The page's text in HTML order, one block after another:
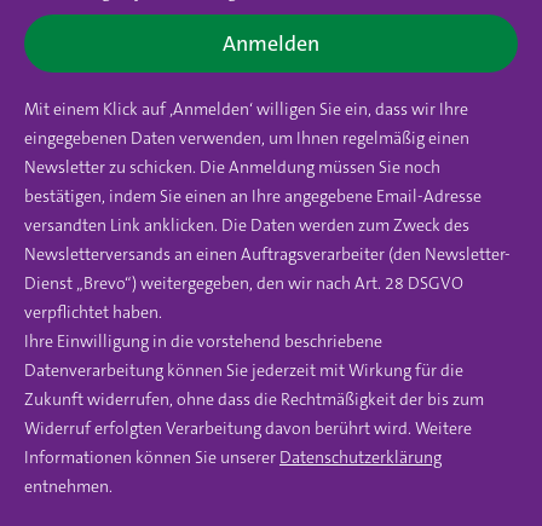
Anmelden
Mit einem Klick auf ‚Anmelden‘ willigen Sie ein, dass wir Ihre
eingegebenen Daten verwenden, um Ihnen regelmäßig einen
Newsletter zu schicken. Die Anmeldung müssen Sie noch
bestätigen, indem Sie einen an Ihre angegebene Email-Adresse
versandten Link anklicken. Die Daten werden zum Zweck des
Newsletterversands an einen Auftragsverarbeiter (den Newsletter-
Dienst „Brevo“) weitergegeben, den wir nach Art. 28 DSGVO
verpflichtet haben.
Ihre Einwilligung in die vorstehend beschriebene
Datenverarbeitung können Sie jederzeit mit Wirkung für die
Zukunft widerrufen, ohne dass die Rechtmäßigkeit der bis zum
Widerruf erfolgten Verarbeitung davon berührt wird. Weitere
Informationen können Sie unserer Datenschutzerklärung
entnehmen.